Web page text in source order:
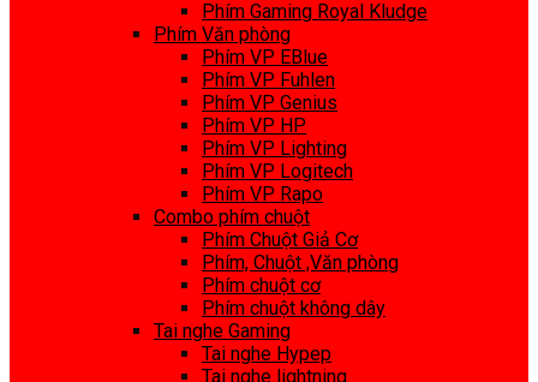
Phím Gaming Royal Kludge
Phím Văn phòng
Phím VP EBlue
Phím VP Fuhlen
Phím VP Genius
Phím VP HP
Phím VP Lighting
Phím VP Logitech
Phím VP Rapo
Combo phím chuột
Phím Chuột Giả Cơ
Phím, Chuột ,Văn phòng
Phím chuột cơ
Phím chuột không dây
Tai nghe Gaming
Tai nghe Hypep
Tai nghe lightning